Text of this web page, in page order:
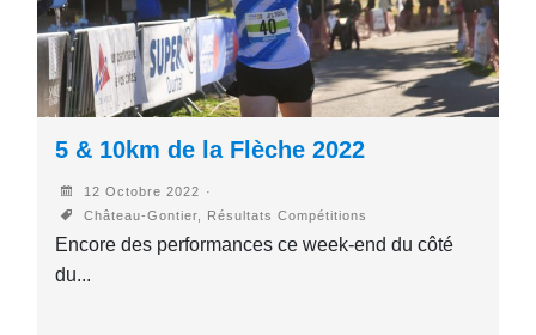
5 & 10km de la Flèche 2022
12 Octobre 2022
Château-Gontier, Résultats Compétitions
Encore des performances ce week-end du côté
du...